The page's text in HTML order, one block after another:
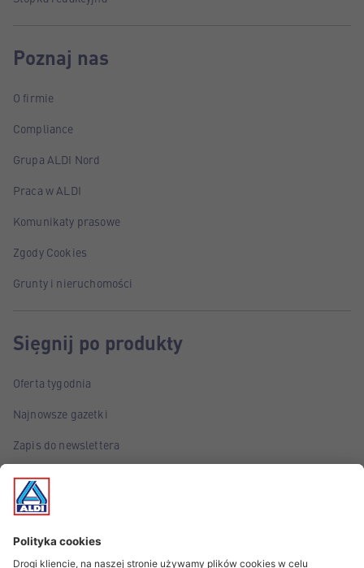
Poznaj nas
O firmie
Compliance
Grupa ALDI Nord
Praca w ALDI
Komunikaty prasowe
Zgody Cookies
Grunty i nieruchomości
Sięgnij po produkty
Oferta tygodnia
Najnowsze gazetki
Zapis do newslettera
Poznaj marki własne ALDI
Śledź wydarzenia!